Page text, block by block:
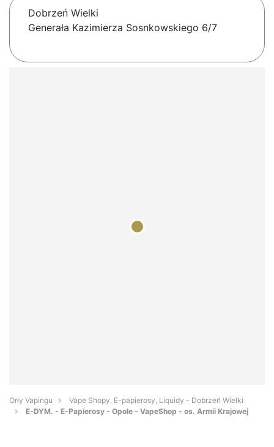
Dobrzeń Wielki
Generała Kazimierza Sosnkowskiego 6/7
Orły Vapingu
Vape Shopy, E-papierosy, Liquidy - Dobrzeń Wielki
E-DYM. - E-Papierosy - Opole - VapeShop - os. Armii Krajowej